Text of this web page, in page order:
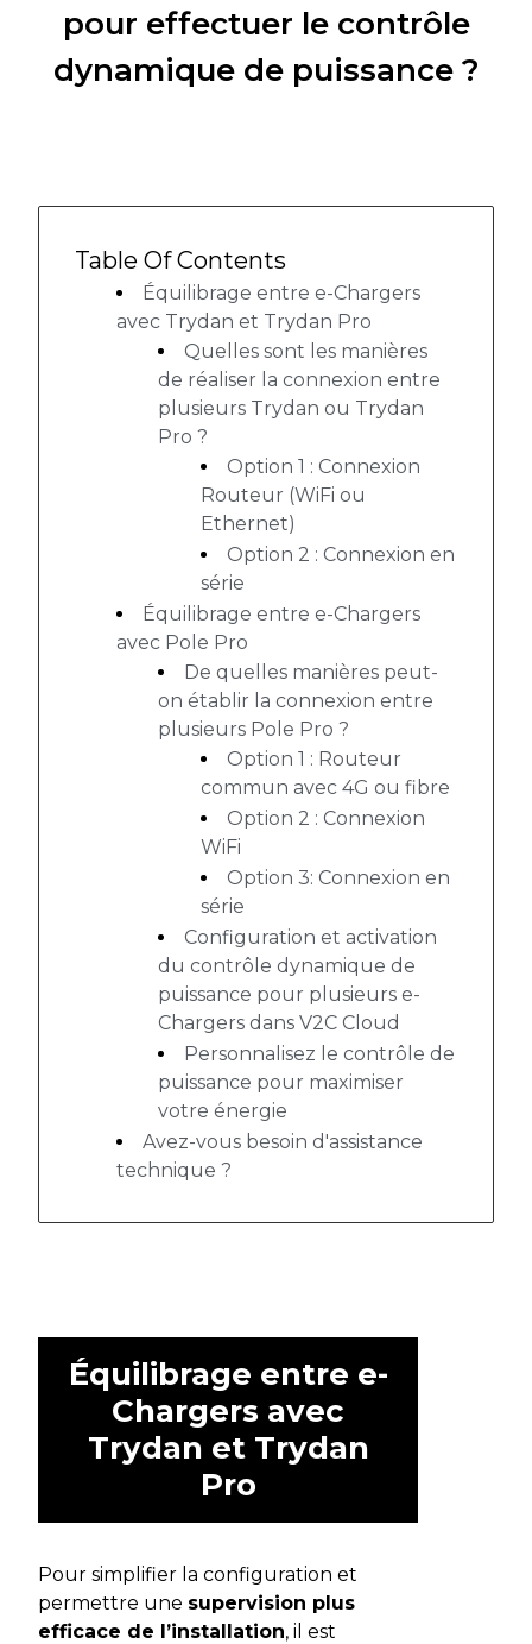
pour effectuer le contrôle
dynamique de puissance ?
Table Of Contents
Équilibrage entre e-Chargers
avec Trydan et Trydan Pro
Quelles sont les manières
de réaliser la connexion entre
plusieurs Trydan ou Trydan
Pro ?
Option 1 : Connexion
Routeur (WiFi ou
Ethernet)
Option 2 : Connexion en
série
Équilibrage entre e-Chargers
avec Pole Pro
De quelles manières peut-
on établir la connexion entre
plusieurs Pole Pro ?
Option 1 : Routeur
commun avec 4G ou fibre
Option 2 : Connexion
WiFi
Option 3: Connexion en
série
Configuration et activation
du contrôle dynamique de
puissance pour plusieurs e-
Chargers dans V2C Cloud
Personnalisez le contrôle de
puissance pour maximiser
votre énergie
Avez-vous besoin d'assistance
technique ?
Équilibrage entre e-
Chargers avec
Trydan et Trydan
Pro
Pour simplifier la configuration et
permettre une supervision plus
efficace de l’installation, il est